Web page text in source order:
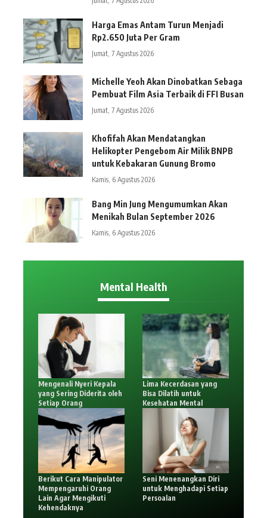
Harga Emas Antam Turun Menjadi
Rp2.650 Juta Per Gram
Jumat, 7 Agustus 2026
Michelle Yeoh Akan Dinobatkan Sebaga
Pembuat Film Asia Terbaik di FFI Busan
Jumat, 7 Agustus 2026
Khofifah Akan Mendatangkan
Helikopter Pengebom Air Milik BNPB
untuk Kebakaran Gunung Bromo
Kamis, 6 Agustus 2026
Bang Min Jung Mengumumkan Akan
Menikah Bulan September 2026
Kamis, 6 Agustus 2026
Mental Health
Mengenali Nyeri Kepala
yang Sering Diderita oleh
Setiap Orang
Lima Kecerdasan yang
Bisa Dilatih untuk
Kesehatan Mental
Berikut Cara Manipulator
Mempengaruhi Orang
Lain Agar Mengikuti
Kehendaknya
Seni Menenangkan Diri
untuk Menghadapi Setiap
Persoalan